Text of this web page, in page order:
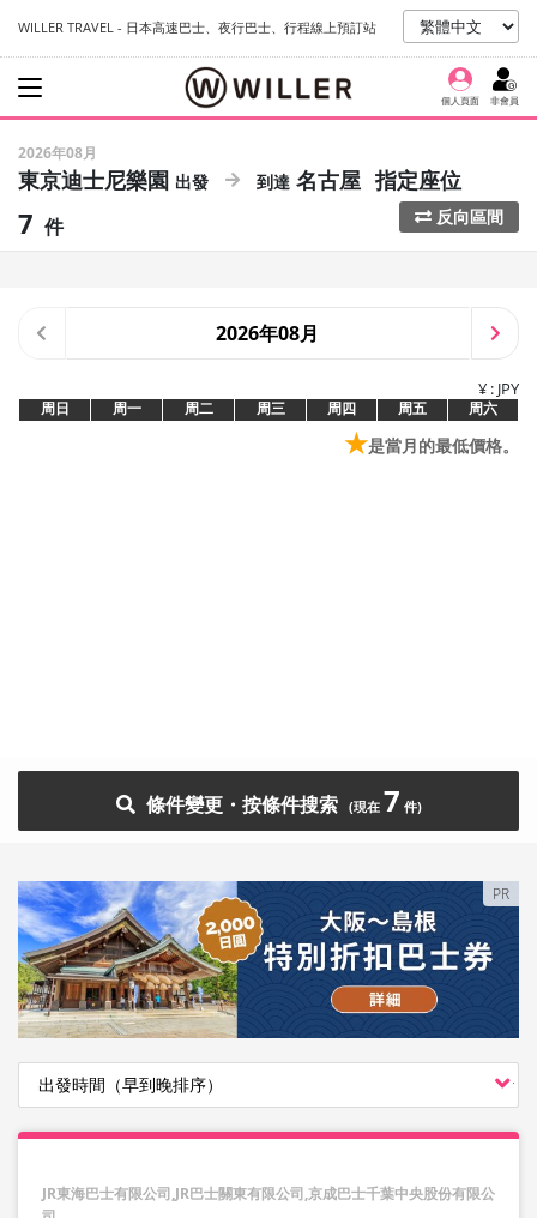
WILLER TRAVEL - 日本高速巴士、夜行巴士、行程線上預訂站
個人頁面 非會員
2026年08月
東京迪士尼樂園 名古屋 指定座位
7 件 反向區間
2026年08月
¥ : JPY
周日 周一 周二 周三 周四 周五 周六
★是當月的最低價格。
條件變更・按條件搜索 7
PR
JR東海巴士有限公司,JR巴士關東有限公司,京成巴士千葉中央股份有限公